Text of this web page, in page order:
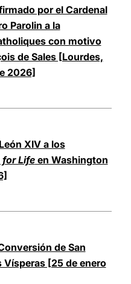
por el Cardenal
Parolin a la
con motivo
de Sales [Lourdes,
2026]
XIV a los
Lifeen Washington
de San
Vísperas [25 de enero